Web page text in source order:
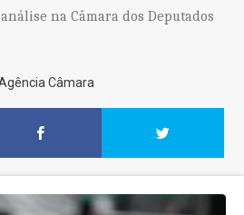
na Câmara dos Deputados
Câmara